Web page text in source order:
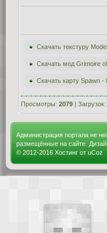
Скачать текстуру
Скачать мод Grimoire of
Скачать карту Spawn -
Просмотры: 2079 | Загрузок:
Администрация портала не
размещённые на сайте.
© 2012-2016 Хостинг от uCoz